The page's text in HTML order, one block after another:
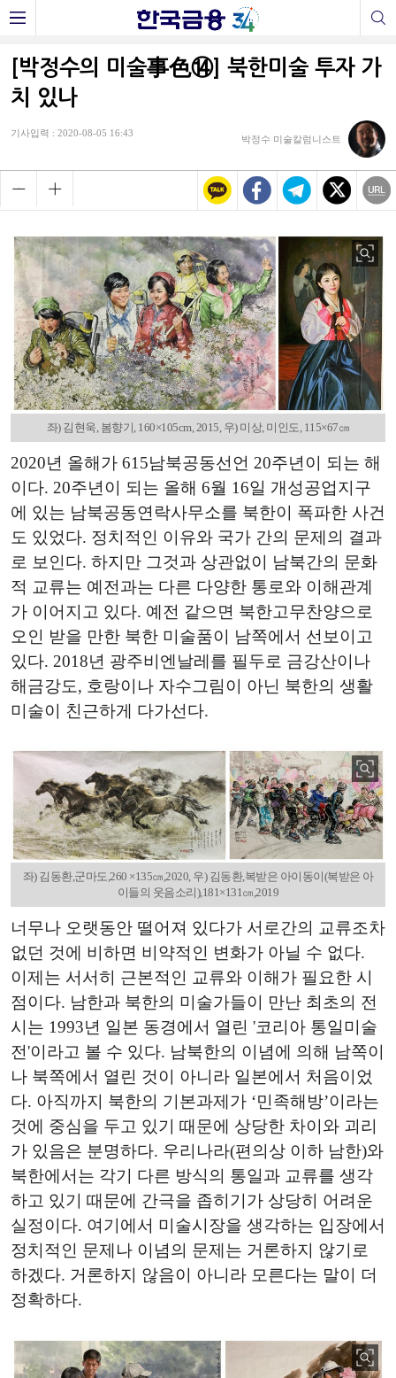
[박정수의 미술事色⑭] 북한미술 투자 가
치 있나
기사입력 : 2020-08-05 16:43
박정수 미술칼럼니스트
좌) 김현욱, 봄향기, 160×105cm, 2015, 우) 미상, 미인도, 115×67㎝
2020년 올해가 615남북공동선언 20주년이 되는 해
이다. 20주년이 되는 올해 6월 16일 개성공업지구
에 있는 남북공동연락사무소를 북한이 폭파한 사건
도 있었다. 정치적인 이유와 국가 간의 문제의 결과
로 보인다. 하지만 그것과 상관없이 남북간의 문화
적 교류는 예전과는 다른 다양한 통로와 이해관계
가 이어지고 있다. 예전 같으면 북한고무찬양으로
오인 받을 만한 북한 미술품이 남쪽에서 선보이고
있다. 2018년 광주비엔날레를 필두로 금강산이나
해금강도, 호랑이나 자수그림이 아닌 북한의 생활
미술이 친근하게 다가선다.
좌) 김동환,군마도,260 ×135㎝,2020, 우) 김동환,복받은 아이동이(복받은 아
이들의 웃음소리),181×131㎝,2019
너무나 오랫동안 떨어져 있다가 서로간의 교류조차
없던 것에 비하면 비약적인 변화가 아닐 수 없다.
이제는 서서히 근본적인 교류와 이해가 필요한 시
점이다. 남한과 북한의 미술가들이 만난 최초의 전
시는 1993년 일본 동경에서 열린 '코리아 통일미술
전'이라고 볼 수 있다. 남북한의 이념에 의해 남쪽이
나 북쪽에서 열린 것이 아니라 일본에서 처음이었
다. 아직까지 북한의 기본과제가 ‘민족해방’이라는
것에 중심을 두고 있기 때문에 상당한 차이와 괴리
가 있음은 분명하다. 우리나라(편의상 이하 남한)와
북한에서는 각기 다른 방식의 통일과 교류를 생각
하고 있기 때문에 간극을 좁히기가 상당히 어려운
실정이다. 여기에서 미술시장을 생각하는 입장에서
정치적인 문제나 이념의 문제는 거론하지 않기로
하겠다. 거론하지 않음이 아니라 모른다는 말이 더
정확하다.